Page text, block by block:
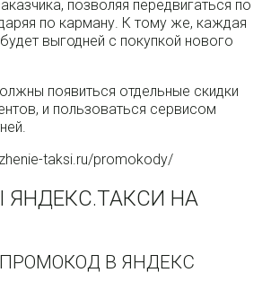
позволяя передвигаться по
по карману. К тому же, каждая
выгодней с покупкой нового
появиться отдельные скидки
и пользоваться сервисом
taksi.ru/promokody/
НА